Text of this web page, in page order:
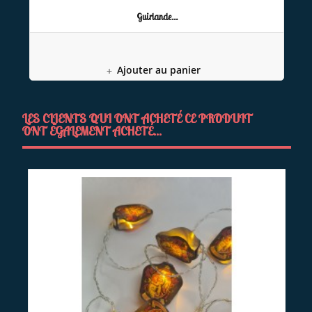
Guirlande...
Ajouter au panier
LES CLIENTS QUI ONT ACHETÉ CE PRODUIT
ONT ÉGALEMENT ACHETÉ...